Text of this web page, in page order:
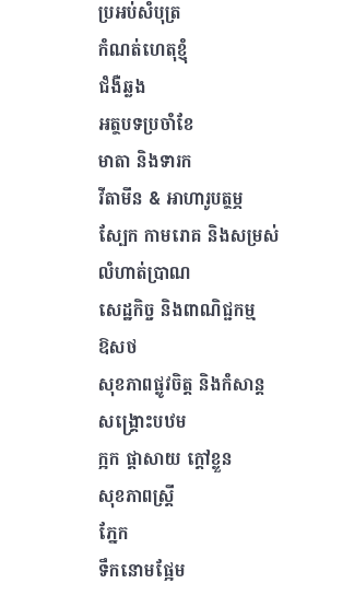
ប្រអប់សំបុត្រ
កំណត់ហេតុខ្ញុំ
ជំងឺឆ្លង
អត្ថបទប្រចាំខែ
មាតា និងទារក
វីតាមីន & អាហារូបត្ថម្ភ
ស្បែក កាមរោគ​ និងសម្រស់
លំហាត់​ប្រាណ
សេដ្ឋកិច្ច និងពាណិជ្ជកម្ម
ឱសថ
សុខភាពផ្លូវចិត្ត និងកំសាន្ត
សង្គ្រោះបឋម
ក្អក ផ្តាសាយ ក្តៅខ្លួន
សុខភាពស្រ្តី
ភ្នែក
ទឹកនោមផ្អែម